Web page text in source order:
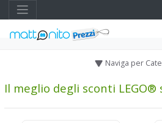
Naviga per
Il meglio degli sconti LEGO®